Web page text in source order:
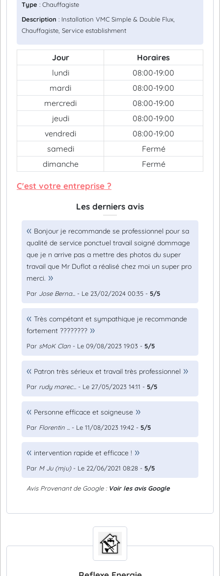
Type : Chauffagiste
Description : Installation VMC Simple & Double Flux,
Chauffagiste, Service establishment
Jour
Horaires
lundi
08:00-19:00
mardi
08:00-19:00
mercredi
08:00-19:00
jeudi
08:00-19:00
vendredi
08:00-19:00
samedi
Fermé
dimanche
Fermé
C'est votre entreprise ?
Les derniers avis
Bonjour je recommande se professionnel pour sa
qualité de service ponctuel travail soigné dommage
que je n arrive pas a mettre des photos du super
travail que Mr Duflot a réalisé chez moi un super pro
merci.
Par Jose Berna... - Le 23/02/2024 00:35 - 5/5
Très compétant et sympathique je recommande
fortement ????????
Par sMoK Clan - Le 09/08/2023 19:03 - 5/5
Patron très sérieux et travail très professionnel
Par rudy marec... - Le 27/05/2023 14:11 - 5/5
Personne efficace et soigneuse
Par Florentin ... - Le 11/08/2023 19:42 - 5/5
intervention rapide et efficace !
Par M Ju (mju)- Le 22/06/2021 08:28 - 5/5
Avis Provenant de Google : Voir les avis Google